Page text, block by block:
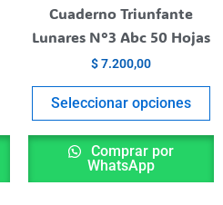
Cuaderno Triunfante
Lunares N°3 Abc 50 Hojas
$7.200,00
Seleccionar opciones
Comprar por
WhatsApp